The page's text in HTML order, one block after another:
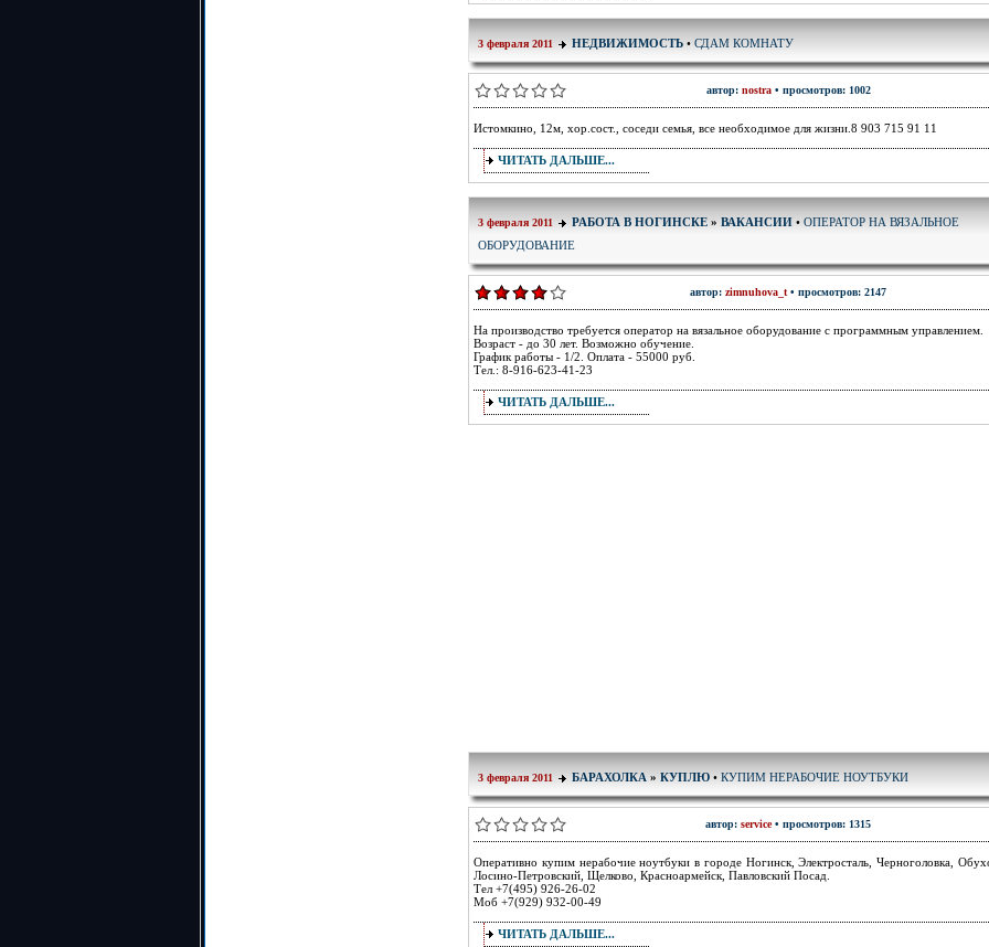
3 февраля 2011 НЕДВИЖИМОСТЬ • СДАМ КОМНАТУ
автор: nostra• просмотров: 1002
Истомкино, 12м, хор.сост., соседи семья, все необходимое для жизни.8 903 715 91 11
ЧИТАТЬ ДАЛЬШЕ...
3 февраля 2011 РАБОТА В НОГИНСКЕ » ВАКАНСИИ • ОПЕРАТОР НА ВЯЗАЛЬНОЕ
ОБОРУДОВАНИЕ
автор: zimnuhova_t • просмотров: 2147
На производство требуется оператор на вязальное оборудование с программным управлением.
Возраст - до 30 лет. Возможно обучение.
График работы - 1/2. Оплата - 55000 руб.
Тел.: 8-916-623-41-23
ЧИТАТЬ ДАЛЬШЕ...
3 февраля 2011 БАРАХОЛКА » КУПЛЮ • КУПИМ НЕРАБОЧИЕ НОУТБУКИ
автор: service• просмотров: 1315
Оперативно купим нерабочие ноутбуки в городе Ногинск, Электросталь, Черноголовка,
Лосино-Петровский, Щелково, Красноармейск, Павловский Посад.
Тел +7(495) 926-26-02
Моб +7(929) 932-00-49
ЧИТАТЬ ДАЛЬШЕ...